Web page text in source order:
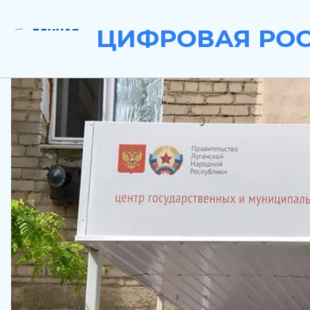
ЦИФРОВАЯ